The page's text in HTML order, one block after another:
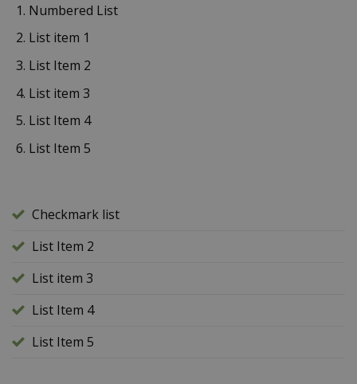
Numbered List
List item 1
List Item 2
List item 3
List Item 4
List Item 5
Checkmark list
List Item 2
List item 3
List Item 4
List Item 5